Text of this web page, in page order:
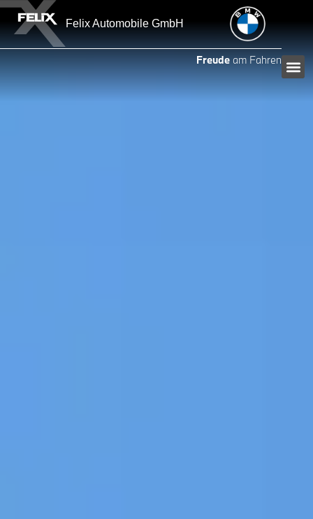
Felix Automobile GmbH
Freude am Fahren